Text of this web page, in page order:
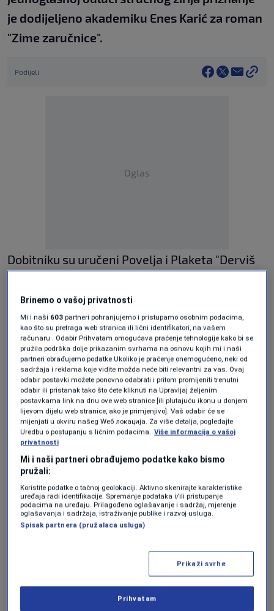
je dodijeljeno akademiku Enes Karić za roman
"Zime zaručnice".
Podijeli
Oglas
Dobitniku su uručeni Povelja i Plaketa "Derviš
KM.
Manifestacija je održana povodom 101.
godišnjice rođenja Derviša Sušića, jednog od
najznačajnijih bosanskohercegovačkih
književnika čije djelo i danas zauzima važno
mjesto u kulturnom i književnom naslijeđu
Bosne i Hercegovine.
Tokom višednevnog programa održani su
književni razgovori, promocije knjiga, susreti
autora i čitalaca te drugi sadržaji posvećeni
književnosti i kulturi.
manifestacije opravdalo očekivanja i privuklo
značajnu pažnju publike, zbog čega postoji
namjera da "Književni susreti Derviš Sušić"
Brinemo o vašoj privatnosti
Mi i naši 603 partneri pohranjujemo i pristupamo osobnim podacima,
kao što su pretraga web stranica ili lični identifikatori, na vašem
računaru . Odabir Prihvatam omogućava praćenje tehnologije kako bi se
pružila podrška dolje prikazanim svrhama na osnovu kojih mi i naši
partneri obrađujemo podatke Ukoliko je praćenje onemogućeno, neki od
sadržaja i reklama koje vidite možda neće biti relevantni za vas. Ovaj
odabir postavki možete ponovno odabrati i pritom promijeniti trenutni
odabir ili pristanak tako što ćete kliknuti na Upravljaj željenim
postavkama link na dnu ove web stranice [ili plutajuću ikonu u donjem
lijevom dijelu web stranice, ako je primjenjivo]. Vaš odabir će se
mijenjati u okviru našeg Wеб локација. Za više detalja, pogledajte
Uredbu o postupanju s ličnim podacima. Više informacija o vašoj
privatnosti
Mi i naši partneri obrađujemo podatke kako bismo
pružali:
Koristite podatke o tačnoj geolokaciji. Aktivno skenirajte karakteristike
uređaja radi identifikacije. Spremanje podataka i/ili pristupanje
podacima na uređaju. Prilagođeno oglašavanje i sadržaj, mjerenje
oglašavanja i sadržaja, istraživanje publike i razvoj usluga.
Spisak partnera (pružalaca usluga)
Prikaži svrhe
Prihvatam